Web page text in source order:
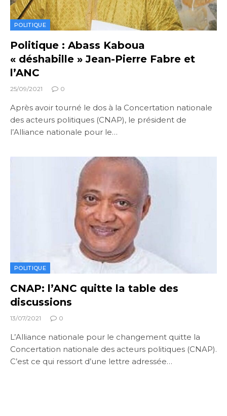
POLITIQUE
Politique : Abass Kaboua
« déshabille » Jean-Pierre Fabre et
l’ANC
25/09/2021 0
Après avoir tourné le dos à la Concertation nationale
des acteurs politiques (CNAP), le président de
l’Alliance nationale pour le…
POLITIQUE
CNAP: l’ANC quitte la table des
discussions
13/07/2021 0
L’Alliance nationale pour le changement quitte la
Concertation nationale des acteurs politiques (CNAP).
C’est ce qui ressort d’une lettre adressée…